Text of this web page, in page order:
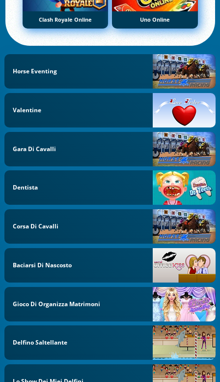
Clash Royale Online Uno Online
Horse Eventing
Valentine
Gara Di Cavalli
Dentista
Corsa Di Cavalli
Baciarsi Di Nascosto
Gioco Di Organizza Matrimoni
Delfino Saltellante